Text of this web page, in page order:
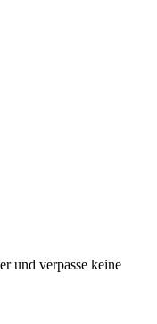
und verpasse keine